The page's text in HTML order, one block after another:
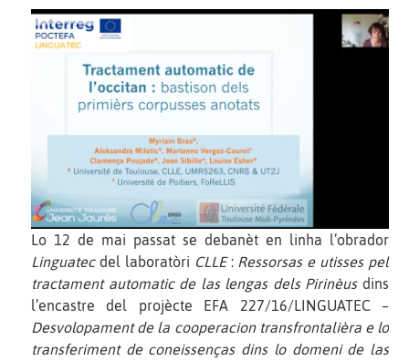
Lo 12 de mai passat se debanèt en linha l’obrador
Linguatecdel laboratòri CLLE: Ressorsas e utisses pel
tractament automatic de las lengas dels Pirinèusdins
l’encastre del projècte EFA 227/16/LINGUATEC –
Desvolopament de la cooperacion transfrontalièra e lo
transferiment de coneissenças dins lo domeni de las